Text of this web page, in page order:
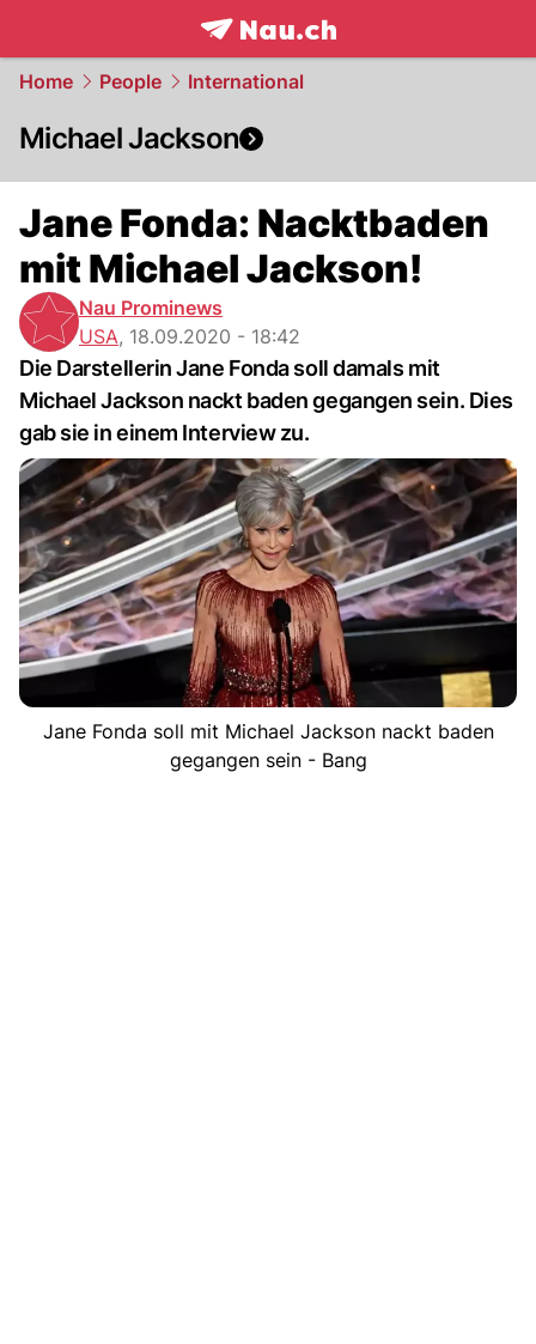
frontpage.NAU.ch
Home People International
Michael Jackson
Jane Fonda: Nacktbaden
mit Michael Jackson!
Nau Prominews
USA, 18.09.2020 - 18:42
Die Darstellerin Jane Fonda soll damals mit
Michael Jackson nackt baden gegangen sein. Dies
gab sie in einem Interview zu.
Jane Fonda soll mit Michael Jackson nackt baden
gegangen sein - Bang